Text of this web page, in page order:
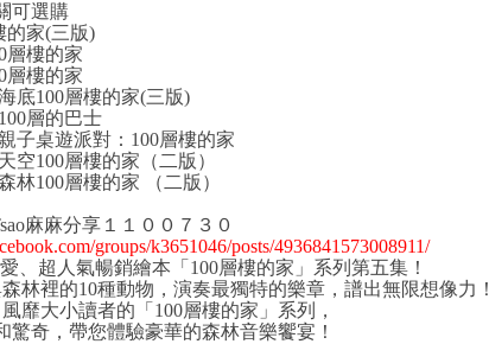
可選購
的家(三版)
層樓的家
層樓的家
底100層樓的家(三版)
層的巴士
子桌遊派對：100層樓的家
空100層樓的家（二版）
林100層樓的家 （二版）
麻麻分享１１００７３０
groups/k3651046/posts/4936841573008911/
、超人氣暢銷繪本「100層樓的家」系列第五集！
林裡的10種動物，演奏最獨特的樂章，譜出無限想像力！
靡大小讀者的「100層樓的家」系列，
驚奇，帶您體驗豪華的森林音樂饗宴！